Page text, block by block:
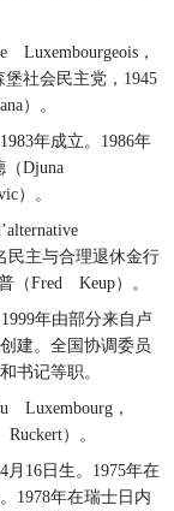
Luxembourgeois，
社会民主党，1945
）。
年成立。1986年
（Djuna
）。
民主与合理退休金行
（Fred Keup）。
年由部分来自卢
建。全国协调委员
书记等职。
Luxembourg，
）。
月16日生。1975年在
1978年在瑞士日内